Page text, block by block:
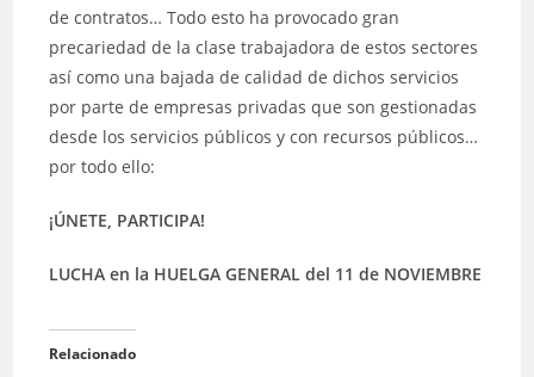
de contratos… Todo esto ha provocado gran
precariedad de la clase trabajadora de estos sectores
así como una bajada de calidad de dichos servicios
por parte de empresas privadas que son gestionadas
desde los servicios públicos y con recursos públicos…
por todo ello:
¡ÚNETE, PARTICIPA!
LUCHA en la HUELGA GENERAL del 11 de NOVIEMBRE
Relacionado